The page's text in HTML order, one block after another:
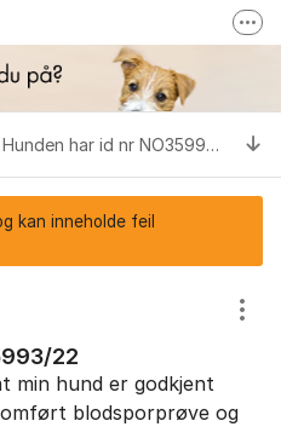
oss på Facebook
oss på Instagram
NKK-butikken
Tilbake til NKKs nettsider
Hunden har id nr NO35993/22
kan inneholde feil
22
Vis/
min hund er godkjent
blodsporprøve og